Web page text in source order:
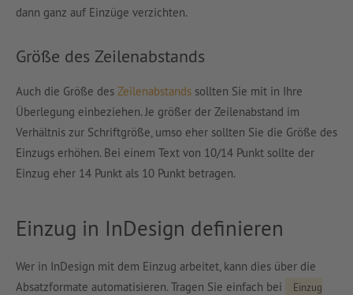
dann ganz auf Einzüge verzichten.
Größe des Zeilenabstands
Auch die Größe des Zeilenabstands sollten Sie mit in Ihre
Überlegung einbeziehen. Je größer der Zeilenabstand im
Verhältnis zur Schriftgröße, umso eher sollten Sie die Größe des
Einzugs erhöhen. Bei einem Text von 10/14 Punkt sollte der
Einzug eher 14 Punkt als 10 Punkt betragen.
Einzug in InDesign definieren
Wer in InDesign mit dem Einzug arbeitet, kann dies über die
Absatzformate automatisieren. Tragen Sie einfach bei
Einzug